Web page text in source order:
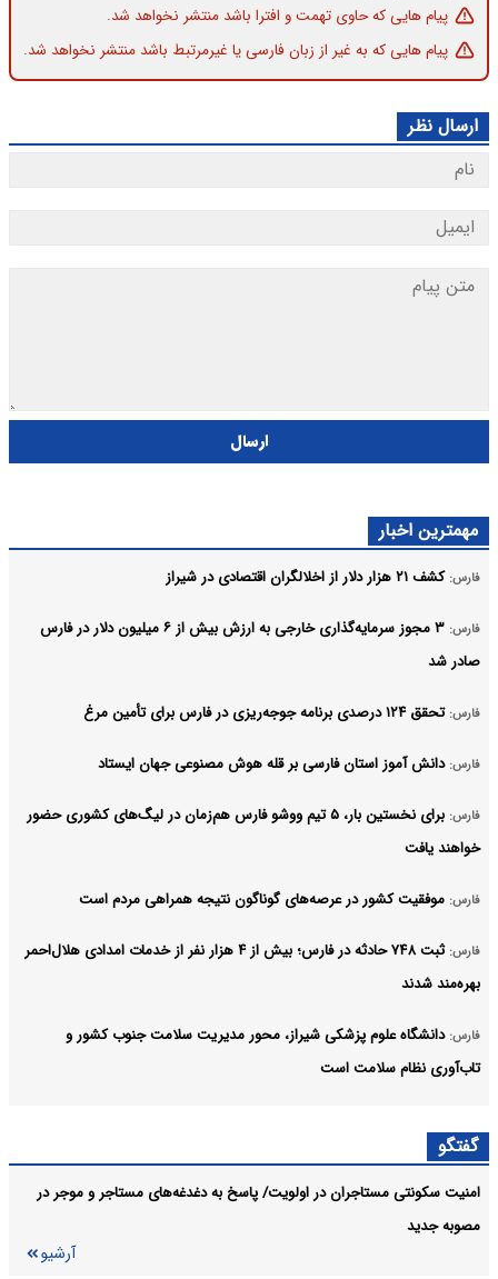
پیام هایی که حاوی تهمت و افترا باشد منتشر نخواهد شد.
پیام هایی که به غیر از زبان فارسی یا غیرمرتبط باشد منتشر نخواهد شد.
ارسال نظر
ارسال
مهمترین اخبار
فارس: کشف ۲۱ هزار دلار از اخلالگران اقتصادی در شیراز
فارس:
۳ مجوز سرمایه‌گذاری خارجی به ارزش بیش از ۶ میلیون دلار در فارس
صادر شد
فارس: تحقق ۱۲۴ درصدی برنامه جوجه‌ریزی در فارس برای تأمین مرغ
فارس: دانش آموز استان فارسی بر قله هوش مصنوعی جهان ایستاد
فارس:
برای نخستین‌ بار، ۵ تیم ووشو فارس هم‌زمان در لیگ‌های کشوری حضور
خواهند یافت
فارس: موفقیت کشور در عرصه‌های گوناگون نتیجه همراهی مردم است
فارس:
ثبت ۷۴۸ حادثه در فارس؛ بیش از ۴ هزار نفر از خدمات امدادی هلال‌احمر
بهره‌مند شدند
فارس: دانشگاه علوم پزشکی شیراز، محور مدیریت سلامت جنوب کشور و
تاب‌آوری نظام سلامت است
دستاوردهای جهاددانشگاهی فارس
فارس:
برنامه‌های هفته خبرنگار با محوریت گفت وگو و تکریم اصحاب رسانه
برگزار شود
آرشیو
گفتگو
امنیت سکونتی مستاجران در اولویت/ پاسخ به دغدغه‌های مستاجر و‌ موجر در
مصوبه جدید
آرشیو